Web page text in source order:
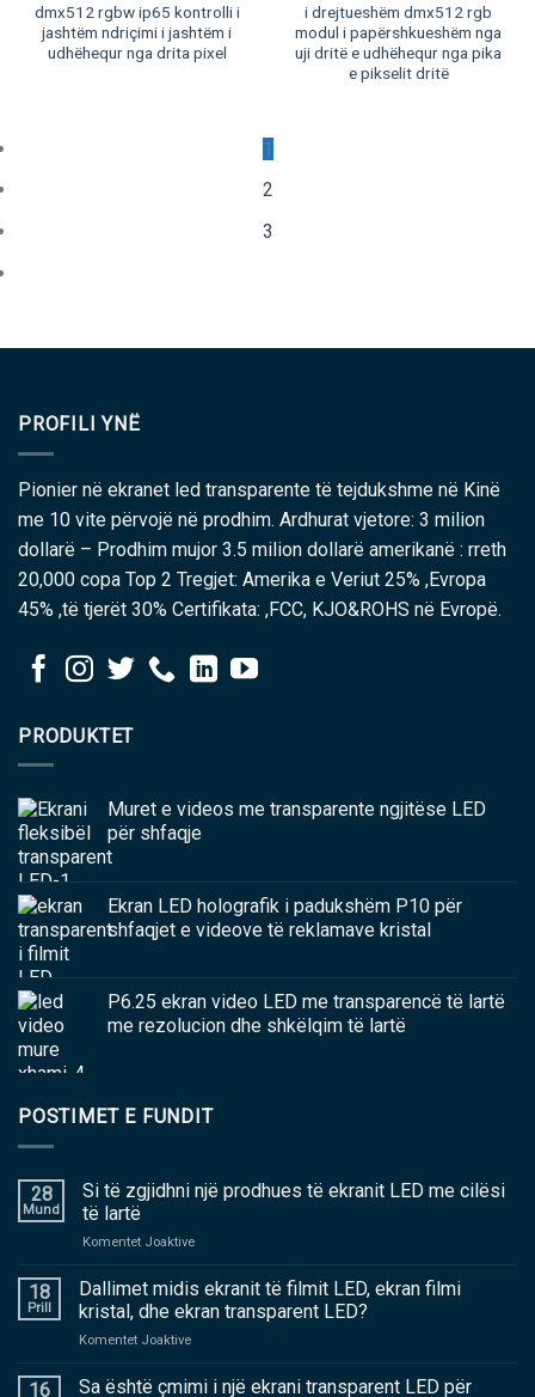
dmx512 rgbw ip65 kontrolli i
jashtëm ndriçimi i jashtëm i
udhëhequr nga drita pixel
i drejtueshëm dmx512 rgb
modul i papërshkueshëm nga
uji dritë e udhëhequr nga pika
e pikselit dritë
1
2
3
PROFILI YNË
Pionier në ekranet led transparente të tejdukshme në Kinë
me 10 vite përvojë në prodhim. Ardhurat vjetore: 3 milion
dollarë – Prodhim mujor 3.5 milion dollarë amerikanë : rreth
20,000 copa Top 2 Tregjet: Amerika e Veriut 25% ,Evropa
45% ,të tjerët 30% Certifikata: ,FCC, KJO&ROHS në Evropë.
PRODUKTET
Muret e videos me transparente ngjitëse LED
për shfaqje
Ekran LED holografik i padukshëm P10 për
shfaqjet e videove të reklamave kristal
P6.25 ekran video LED me transparencë të lartë
me rezolucion dhe shkëlqim të lartë
POSTIMET E FUNDIT
28
Mund
Si të zgjidhni një prodhues të ekranit LED me cilësi
të lartë
Komentet Joaktivenë
të
zgjidhni
një
ekranit
18
Prill
Dallimet midis ekranit të filmit LED, ekran filmi
kristal, dhe ekran transparent LED?
Komentet Joaktivenë
midis
16 Sa është çmimi i një ekrani transparent LED për